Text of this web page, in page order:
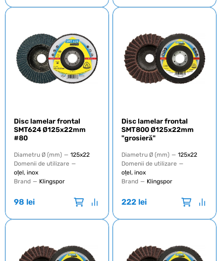
Disc lamelar frontal
SMT624 Ø125x22mm
#80
Diametru Ø (mm) — 125x22
Domenii de utilizare —
oțel, inox
Brand — Klingspor
98 lei
Disc lamelar frontal
SMT800 Ø125x22mm
"grosieră"
Diametru Ø (mm) — 125x22
Domenii de utilizare —
oțel, inox
Brand — Klingspor
222 lei